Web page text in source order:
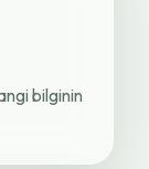
bilginin